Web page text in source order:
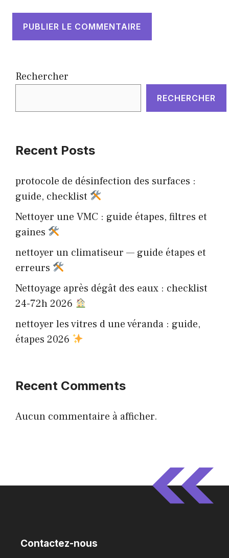
Rechercher
RECHERCHER
Recent Posts
protocole de désinfection des surfaces :
guide, checklist
Nettoyer une VMC : guide étapes, filtres et
gaines
nettoyer un climatiseur — guide étapes et
erreurs
Nettoyage après dégât des eaux : checklist
24-72h 2026
nettoyer les vitres d une véranda : guide,
étapes 2026
Recent Comments
Aucun commentaire à afficher.
Contactez-nous